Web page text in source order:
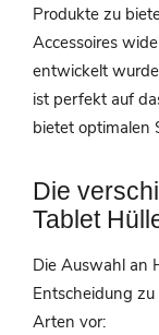
Produkte zu
Accessoires
entwickelt
ist perfekt auf
bietet optimalen
Die
Tablet
Die Auswahl an
Entscheidung
Arten vor: